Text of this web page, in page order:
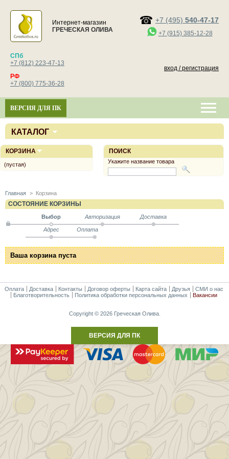
Интернет-магазин
ГРЕЧЕСКАЯ ОЛИВА
+7 (495) 540-47-17
+7 (915) 385-12-28
СПб
+7 (812) 223-47-13
РФ
+7 (800) 775-36-28
вход / регистрация
ВЕРСИЯ ДЛЯ ПК
КАТАЛОГ
Главная > Корзина
СОСТОЯНИЕ КОРЗИНЫ
Выбор Авторизация Доставка
Адрес Оплата
Ваша корзина пуста
ПОИСК
Укажите название товара
КОРЗИНА
(пустая)
Оплата Доставка Контакты Договор оферты Карта сайта Друзья
СМИ о нас
Благотворительность
Политика обработки персональных данных Вакансии
Copyright © 2026 Греческая Олива.
ВЕРСИЯ ДЛЯ ПК